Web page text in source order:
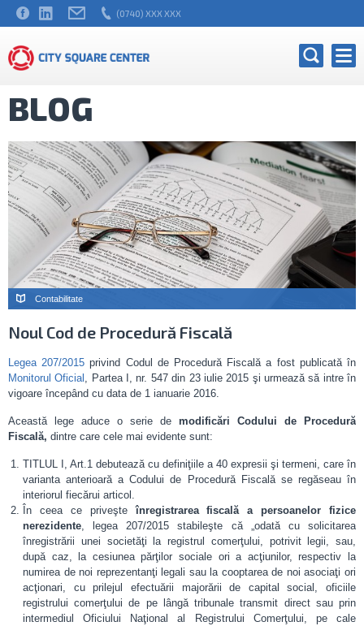
(0740) XXX XXX
BLOG
Contabilitate
Noul Cod de Procedură Fiscală
Legea 207/2015 privind Codul de Procedură Fiscală a fost publicată în
Monitorul Oficial , Partea I, nr. 547 din 23 iulie 2015 şi urmează să intre în
vigoare începând cu data de 1 ianuarie 2016.
Această lege aduce o serie de modificări Codului de Procedură
Fiscală, dintre care cele mai evidente sunt:
TITLUL I, Art.1 debutează cu definiţiile a 40 expresii şi termeni, care în
varianta anterioară a Codului de Procedură Fiscală se regăseau în
interiorul fiecărui articol.
În ceea ce priveşteînregistrarea fiscală a persoanelor fizice
nerezidente, legea 207/2015 stabileşte că „odată cu solicitarea
înregistrării unei societăţi la registrul comerţului, potrivit legii, sau,
după caz, la cesiunea părţilor sociale ori a acţiunilor, respectiv la
numirea de noi reprezentanţi legali sau la cooptarea de noi asociaţi ori
acţionari, cu prilejul efectuării majorării de capital social, oficiile
registrului comerţului de pe lângă tribunale transmit direct sau prin
intermediul Oficiului Naţional al Registrului Comerţului, pe cale